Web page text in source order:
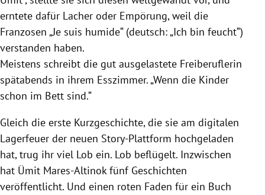
erntete dafür Lacher oder Empörung, weil die
Franzosen „Je suis humide“ (deutsch: „Ich bin feucht“)
verstanden haben.
Meistens schreibt die gut ausgelastete Freiberuflerin
spätabends in ihrem Esszimmer. „Wenn die Kinder
schon im Bett sind.“
Gleich die erste Kurzgeschichte, die sie am digitalen
Lagerfeuer der neuen Story-Plattform hochgeladen
hat, trug ihr viel Lob ein. Lob beflügelt. Inzwischen
hat Ümit Mares-Altinokfünf Geschichten
veröffentlicht. Und einen roten Faden für ein Buch